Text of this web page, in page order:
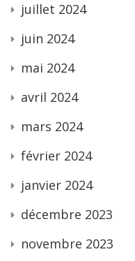
juillet 2024
juin 2024
mai 2024
avril 2024
mars 2024
février 2024
janvier 2024
décembre 2023
novembre 2023